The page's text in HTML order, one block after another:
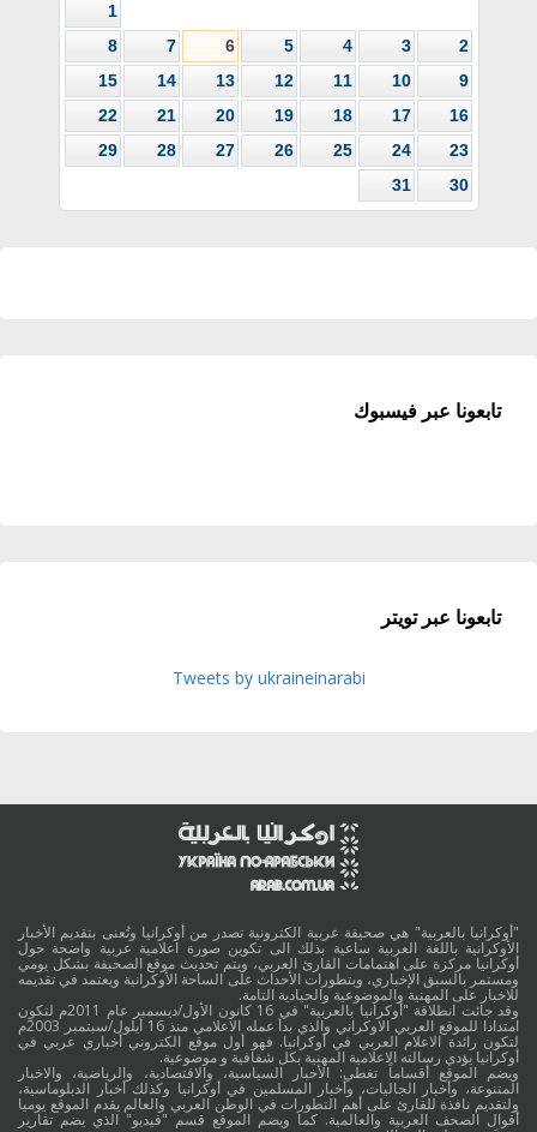
1
2
3
4
5
6
7
8
9
10
11
12
13
14
15
16
17
18
19
20
21
22
23
24
25
26
27
28
29
30
31
تابعونا عبر فيسبوك
تابعونا عبر تويتر
Tweets by ukraineinarabi
"أوكرانيا بالعربية" هي صحيفة عربية الكترونية تصدر من أوكرانيا وتُعنى بتقديم الأخبار
الأوكرانية باللغة العربية ساعية بذلك الى تكوين صورة اعلامية عربية واضحة حول
أوكرانيا مركزة على اهتمامات القارئ العربي، ويتم تحديث موقع الصحيفة بشكل يومي
ومستمر بالسبق الإخباري، وبتطورات الأحداث على الساحة الأوكرانية ويعتمد في تقديمه
للاخبار على المهنية والموضوعية والحيادية التامة.
وقد جائت انطلاقة "أوكرانيا بالعربية" في 16 كانون الأول/ديسمبر عام 2011م لتكون
امتدادا للموقع العربي الاوكراني والذي بدأ عمله الاعلامي منذ 16 أيلول/سبتمبر 2003م
لتكون رائدة الاعلام العربي في أوكرانيا. فهو أول موقع الكتروني أخباري عربي في
أوكرانيا يؤدي رسالته الاعلامية المهنية بكل شفافية و موضوعية.
ويضم الموقع أقساماً تغطي: الأخبار السياسية، والاقتصادية، والرياضية، والاخبار
المتنوعة، وأخبار الجاليات، وأخبار المسلمين في أوكرانيا وكذلك أخبار الدبلوماسية،
ولتقديم نافذة للقارئ على أهم التطورات في الوطن العربي والعالم يقدم الموقع يوميا
أقوال الصحف العربية والعالمية. كما ويضم الموقع قسم "فيديو" الذي يضم تقارير